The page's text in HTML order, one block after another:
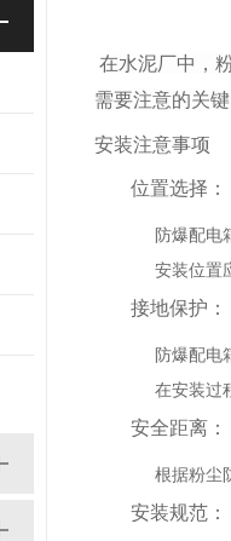
在水泥厂中，
需要注意的关键
安装注意事项
位置选择 ：
防爆配电
安装位置
接地保护 ：
防爆配电
在安装过
安全距离 ：
根据粉尘
安装规范 ：